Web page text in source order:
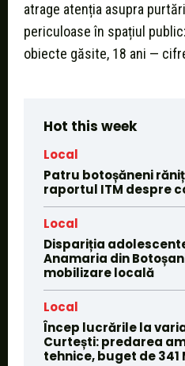
atrage atenția asupra
periculoase în spațiul
obiecte găsite, 18 ani —
Hot this week
Local
Patru botoșăneni
raportul ITM despre
Local
Dispariția
Anamaria din
mobilizare locală
Local
Încep lucrările la
Curtești: predarea
tehnice, buget de 341